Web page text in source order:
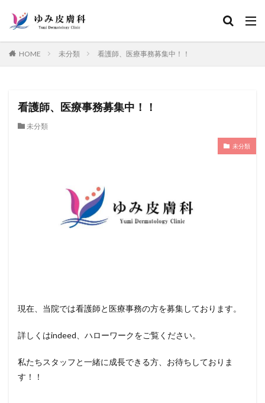
HOME 未分類 看護師、医療事務募集中！！
看護師、医療事務募集中！！
未分類
未分類
現在、当院では看護師と医療事務の方を募集しております。
詳しくはindeed、ハローワークをご覧ください。
私たちスタッフと一緒に成長できる方、お待ちしておりま
す！！
カテゴリー
検索